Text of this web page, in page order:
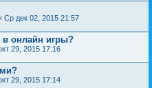
Ср дек 02, 2015 21:57
в онлайн игры?
29, 2015 17:16
29, 2015 17:14